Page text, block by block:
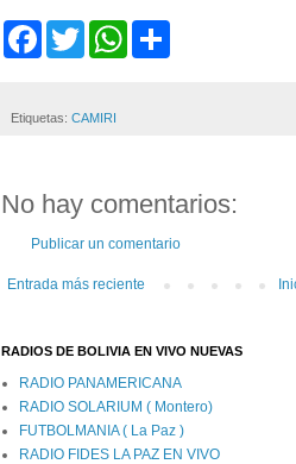
F
o
T
w
e
W
Etiquetas: CAMIRI
No hay comentarios:
Publicar un comentario
Entrada más reciente
RADIOS DE BOLIVIA EN VIVO NUEVAS
RADIO PANAMERICANA
RADIO SOLARIUM ( Montero)
FUTBOLMANIA ( La Paz )
RADIO FIDES LA PAZ EN VIVO